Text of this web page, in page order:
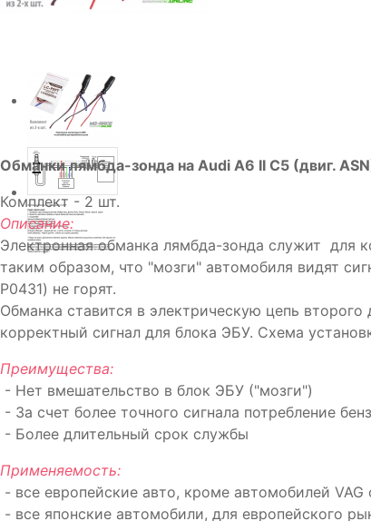
Обманки лямбда-зонда на Audi A6 II C5 (двиг.
Комплект - 2 шт.
Описание:
Электронная обманка лямбда-зонда служит для
таким образом, что "мозги" автомобиля видят
P0431) не горят.
Обманка ставится в электрическую цепь
корректный сигнал для блока ЭБУ. Схема
Преимущества:
- Нет вмешательство в блок ЭБУ ("мозги")
- За счет более точного сигнала потребление
- Более длительный срок службы
Применяемость:
- все европейские авто, кроме автомобилей VAG
- все японские автомобили, для европейского